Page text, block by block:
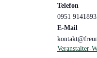
Telefon
0951
E-Mail
Veranstalter-